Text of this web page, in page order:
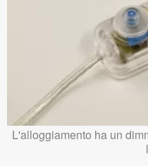
L'alloggiamento ha un